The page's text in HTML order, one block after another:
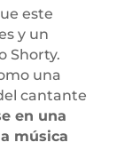
este
y un
Shorty.
una
cantante
en una
música